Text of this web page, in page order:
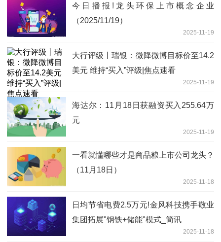
今日播报!龙头环保上市概念企业
（2025/11/19）
2025-11-19
大行评级丨瑞银：微降微博目标价至14.2
美元 维持“买入”评级|焦点速看
2025-11-19
海达尔：11月18日获融资买入255.64万
元
2025-11-19
一看就懂哪些才是商品粮上市公司龙头？
（11月18日）
2025-11-18
日均节省电费2.5万元!金风科技携手敬业
集团拓展"钢铁+储能"模式_简讯
2025-11-18